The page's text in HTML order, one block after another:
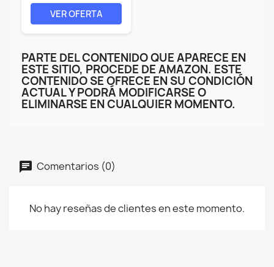
VER OFERTA
PARTE DEL CONTENIDO QUE APARECE EN
ESTE SITIO, PROCEDE DE AMAZON. ESTE
CONTENIDO SE OFRECE EN SU CONDICIÓN
ACTUAL Y PODRÁ MODIFICARSE O
ELIMINARSE EN CUALQUIER MOMENTO.
Comentarios (0)
No hay reseñas de clientes en este momento.